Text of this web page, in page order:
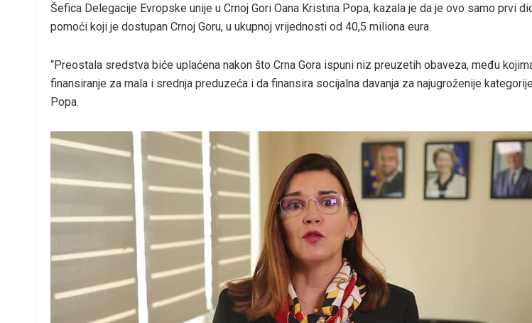
Šefica Delegacije Evropske unije u Crnoj Gori Oana Kristina Popa, kazala je da je ovo samo prvi
pomoći koji je dostupan Crnoj Goru, u ukupnoj vrijednosti od 40,5 miliona eura.
“Preostala sredstva biće uplaćena nakon što Crna Gora ispuni niz preuzetih obaveza, među
finansiranje za mala i srednja preduzeća i da finansira socijalna davanja za najugroženije
Popa.